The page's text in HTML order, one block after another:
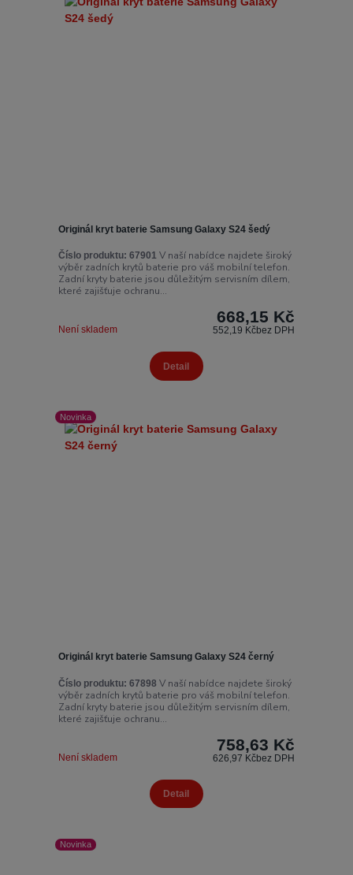
Originál kryt baterie Samsung Galaxy S24 šedý
Číslo produktu: 67901V naší nabídce najdete široký
výběr zadních krytů baterie pro váš mobilní telefon.
Zadní kryty baterie jsou důležitým servisním dílem,
které zajišťuje ochranu...
668,15 Kč
552,19 Kčbez DPH
Není skladem
Detail
Novinka
Originál kryt baterie Samsung Galaxy S24 černý
Číslo produktu: 67898 V naší nabídce najdete široký
výběr zadních krytů baterie pro váš mobilní telefon.
Zadní kryty baterie jsou důležitým servisním dílem,
které zajišťuje ochranu...
758,63 Kč
626,97 Kčbez DPH
Není skladem
Detail
Novinka